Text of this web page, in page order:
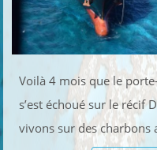
Voilà 4 mois que le
s’est échoué sur le récif
vivons sur des charbons